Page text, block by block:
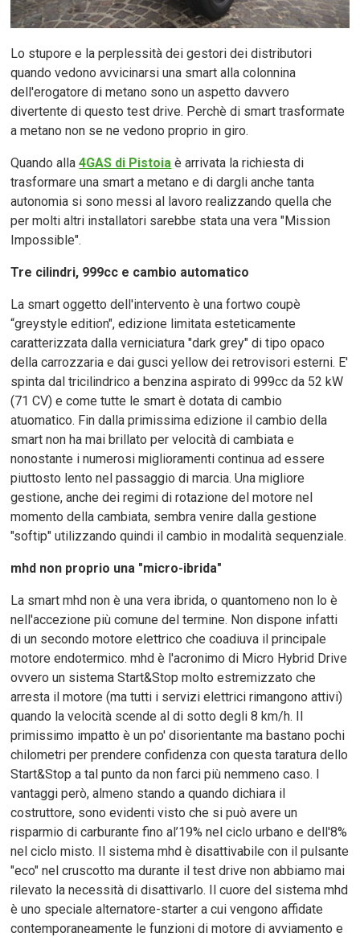
Lo stupore e la perplessità dei gestori dei distributori
quando vedono avvicinarsi una smart alla colonnina
dell'erogatore di metano sono un aspetto davvero
divertente di questo test drive. Perchè di smart trasformate
a metano non se ne vedono proprio in giro.
Quando alla4GAS di Pistoia è arrivata la richiesta di
trasformare una smart a metano e di dargli anche tanta
autonomia si sono messi al lavoro realizzando quella che
per molti altri installatori sarebbe stata una vera "Mission
Impossible".
Tre cilindri, 999cc e cambio automatico
La smart oggetto dell'intervento è una fortwo coupè
“greystyle edition", edizione limitata esteticamente
caratterizzata dalla verniciatura "dark grey" di tipo opaco
della carrozzaria e dai gusci yellow dei retrovisori esterni. E'
spinta dal tricilindrico a benzina aspirato di 999cc da 52 kW
(71 CV) e come tutte le smart è dotata di cambio
atuomatico. Fin dalla primissima edizione il cambio della
smart non ha mai brillato per velocità di cambiata e
nonostante i numerosi miglioramenti continua ad essere
piuttosto lento nel passaggio di marcia. Una migliore
gestione, anche dei regimi di rotazione del motore nel
momento della cambiata, sembra venire dalla gestione
"softip" utilizzando quindi il cambio in modalità sequenziale.
mhd non proprio una "micro-ibrida"
La smart mhd non è una vera ibrida, o quantomeno non lo è
nell'accezione più comune del termine. Non dispone infatti
di un secondo motore elettrico che coadiuva il principale
motore endotermico. mhd è l'acronimo di Micro Hybrid Drive
ovvero un sistema Start&Stop molto estremizzato che
arresta il motore (ma tutti i servizi elettrici rimangono attivi)
quando la velocità scende al di sotto degli 8 km/h. Il
primissimo impatto è un po' disorientante ma bastano pochi
chilometri per prendere confidenza con questa taratura dello
Start&Stop a tal punto da non farci più nemmeno caso. I
vantaggi però, almeno stando a quando dichiara il
costruttore, sono evidenti visto che si può avere un
risparmio di carburante fino al’19% nel ciclo urbano e dell'8%
nel ciclo misto. Il sistema mhd è disattivabile con il pulsante
"eco" nel cruscotto ma durante il test drive non abbiamo mai
rilevato la necessità di disattivarlo. Il cuore del sistema mhd
è uno speciale alternatore-starter a cui vengono affidate
contemporaneamente le funzioni di motore di avviamento e